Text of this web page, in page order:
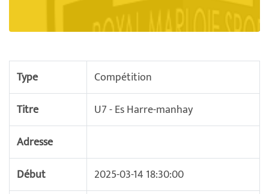
Type
Compétition
Titre
U7 - Es Harre-manhay
Adresse
Début
2025-03-14 18:30:00